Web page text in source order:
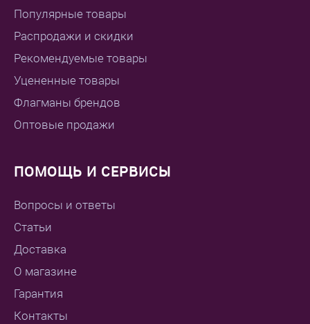
Популярные товары
Распродажи и скидки
Рекомендуемые товары
Уцененные товары
Флагманы брендов
Оптовые продажи
ПОМОЩЬ И СЕРВИСЫ
Вопросы и ответы
Статьи
Доставка
О магазине
Гарантия
Контакты